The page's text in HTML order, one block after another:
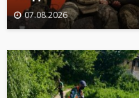
07.08.2026